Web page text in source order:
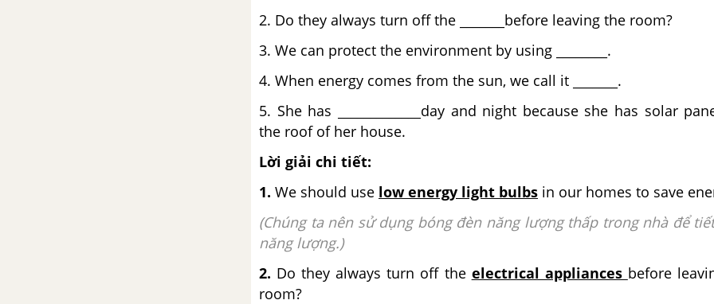
2. Do they always turn off the _______before leaving the room?
3. We can protect the environment by using ________.
4. When energy comes from the sun, we call it _______.
5. She has _____________day and night because she has solar
the roof of her house.
Lời giải chi tiết:
1. We should use low energy light bulbs in our homes to save
(Chúng ta nên sử dụng bóng đèn năng lượng thấp trong nhà để
năng lượng.)
2. Do they always turn off the electrical appliances before
room?